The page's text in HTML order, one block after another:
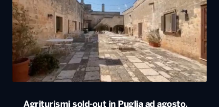
Agriturismi sold-out in Puglia ad agosto.